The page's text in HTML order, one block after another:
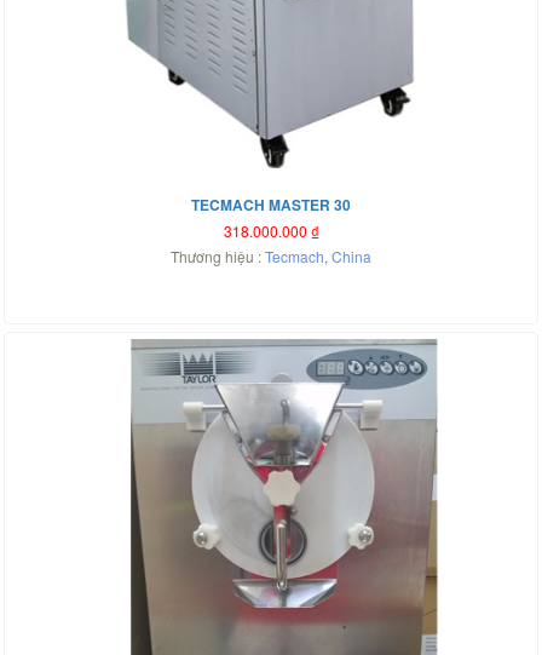
TECMACH MASTER 30
318.000.000 ₫
Thương hiệu :Tecmach, China